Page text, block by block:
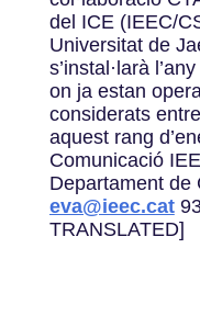
del ICE (IEEC/
Universitat de
s’instal·larà
on ja estan
considerats
aquest rang
Comunicació
Departament de
eva@ieec.cat
TRANSLATED]